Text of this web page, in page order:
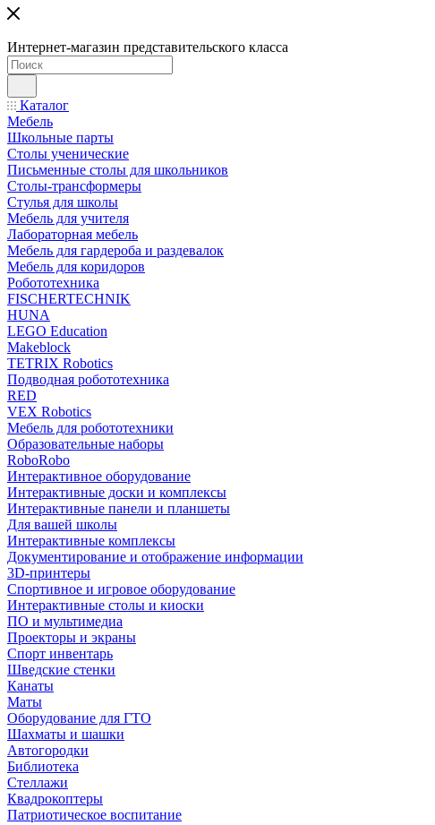
Интернет-магазин представительского класса
Каталог
Мебель
Школьные парты
Столы ученические
Письменные столы для школьников
Столы-трансформеры
Стулья для школы
Мебель для учителя
Лабораторная мебель
Мебель для гардероба и раздевалок
Мебель для коридоров
Робототехника
FISCHERTECHNIK
HUNA
LEGO Education
Makeblock
TETRIX Robotics
Подводная робототехника
RED
VEX Robotics
Мебель для робототехники
Образовательные наборы
RoboRobo
Интерактивное оборудование
Интерактивные доски и комплексы
Интерактивные панели и планшеты
Для вашей школы
Интерактивные комплексы
Документирование и отображение информации
3D-принтеры
Спортивное и игровое оборудование
Интерактивные столы и киоски
ПО и мультимедиа
Проекторы и экраны
Спорт инвентарь
Шведские стенки
Канаты
Маты
Оборудование для ГТО
Шахматы и шашки
Автогородки
Библиотека
Стеллажи
Квадрокоптеры
Патриотическое воспитание